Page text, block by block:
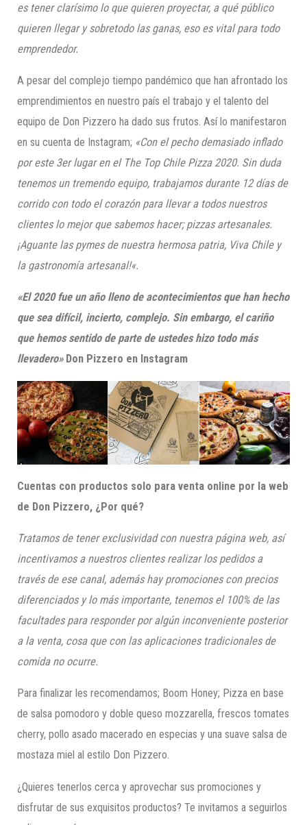
es tener clarísimo lo que quieren proyectar, a qué público
quieren llegar y sobretodo las ganas, eso es vital para todo
emprendedor.
A pesar del complejo tiempo pandémico que han afrontado los
emprendimientos en nuestro país el trabajo y el talento del
equipo de Don Pizzero ha dado sus frutos. Así lo manifestaron
en su cuenta de Instagram; «Con el pecho demasiado inflado
por este 3er lugar en el TheTop Chile Pizza 2020. Sin duda
tenemos un tremendo equipo, trabajamos durante 12 días de
corrido con todo el corazón para llevar a todos nuestros
clientes lo mejor que sabemos hacer; pizzas artesanales.
¡Aguante las pymes de nuestra hermosa patria, Viva Chile y
la gastronomía artesanal!«.
«El 2020 fue un año lleno de acontecimientos que han hecho
que sea difícil, incierto, complejo. Sin embargo, el cariño
que hemos sentido de parte de ustedes hizo todo más
llevadero» Don Pizzero en Instagram
Cuentas con productos solo para venta online por la web
de Don Pizzero, ¿Por qué?
Tratamos de tener exclusividad con nuestra página web, así
incentivamos a nuestros clientes realizar los pedidos a
través de ese canal, además hay promociones con precios
diferenciados y lo más importante, tenemos el 100% de las
facultades para responder por algún inconveniente posterior
a la venta, cosa que con las aplicaciones tradicionales de
comida no ocurre.
Para finalizar les recomendamos; Boom Honey; Pizza en base
de salsa pomodoro y doble queso mozzarella, frescos tomates
cherry, pollo asado macerado en especias y una suave salsa de
mostaza miel al estilo Don Pizzero.
¿Quieres tenerlos cerca y aprovechar sus promociones y
disfrutar de sus exquisitos productos? Te invitamos a seguirlos